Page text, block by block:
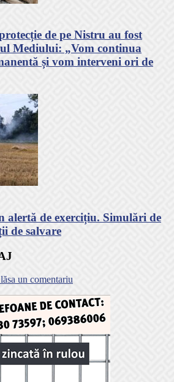
de pe Nistru au fost
Mediului: „Vom continua
și vom interveni ori de
alertă de exercițiu. Simulări de
de salvare
un comentariu